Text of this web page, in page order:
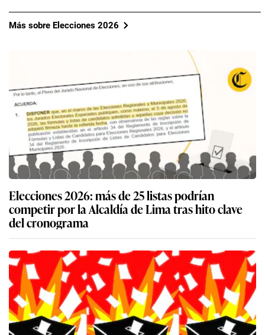
Más sobre Elecciones 2026
Elecciones 2026: más de 25 listas podrían
competir por la Alcaldía de Lima tras hito clave
del cronograma